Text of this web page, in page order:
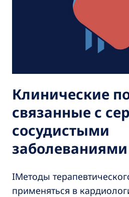
Клинические
связанные с
сосудистыми
заболеваниями
IМетоды
применяться в